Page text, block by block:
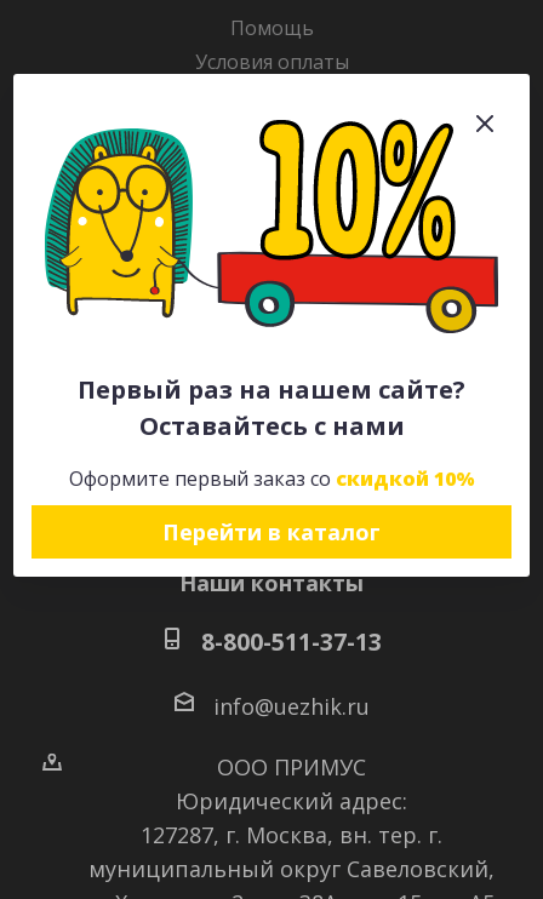
Первый раз на нашем сайте?
Оставайтесь с нами
Оформите первый заказ со скидкой 10%
Перейти в каталог
Помощь
Условия оплаты
Гарантия на товар
Раскраски
Рекламодателям
Каталог
Будьте всегда в курсе!
Наши контакты
8-800-511-37-13
info@uezhik.ru
ООО ПРИМУС
Юридический адрес:
127287, г. Москва, вн. тер. г.
муниципальный округ Савеловский,